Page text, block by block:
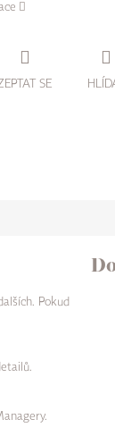
SE
Pokud